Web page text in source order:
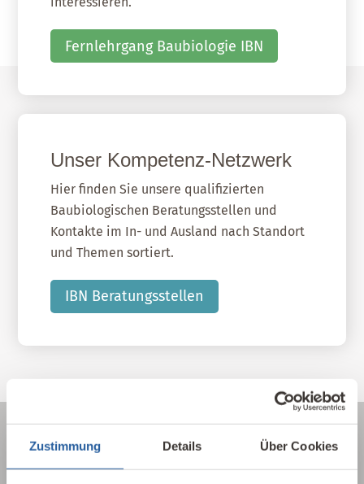
Zustimmung Details Über Cookies
Fernlehrgang Baubiologie IBN
Unser Kompetenz-Netzwerk
Hier finden Sie unsere qualifizierten
Baubiologischen Beratungsstellen und
Kontakte im In- und Ausland nach Standort
und Themen sortiert.
IBN Beratungsstellen